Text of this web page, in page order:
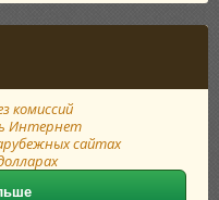
комиссий
Интернет
сайтах